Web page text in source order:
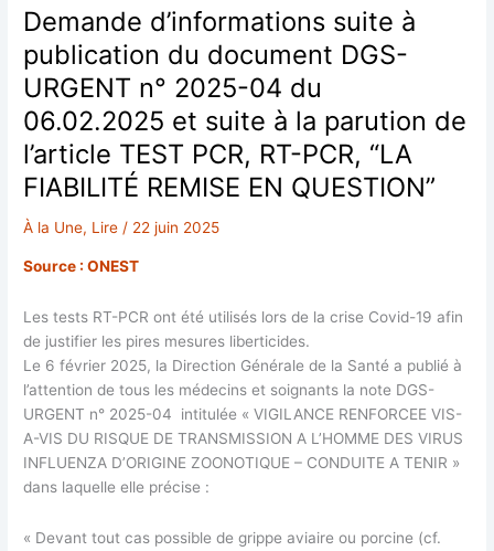
Demande d’informations suite à
publication du document DGS-
URGENT n° 2025-04 du
06.02.2025 et suite à la parution de
l’article TEST PCR, RT-PCR, “LA
FIABILITÉ REMISE EN QUESTION”
À la Une, Lire / 22 juin 2025
Source : ONEST
Les tests RT-PCR ont été utilisés lors de la crise Covid-19 afin
de justifier les pires mesures liberticides.
Le 6 février 2025, la Direction Générale de la Santé a publié à
l’attention de tous les médecins et soignants la note DGS-
URGENT n° 2025-04 intitulée « VIGILANCE RENFORCEE VIS-
A-VIS DU RISQUE DE TRANSMISSION A L’HOMME DES VIRUS
INFLUENZA D’ORIGINE ZOONOTIQUE – CONDUITE A TENIR »
dans laquelle elle précise :
« Devant tout cas possible de grippe aviaire ou porcine (cf.